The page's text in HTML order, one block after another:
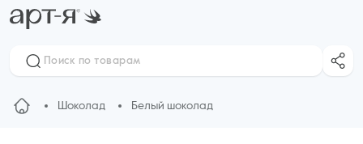
Шоколад Белый шоколад